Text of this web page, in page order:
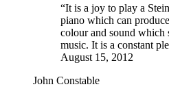
“It is a joy to play a
piano which can
colour and sound which
music. It is a constant
August 15, 2012
John Constable